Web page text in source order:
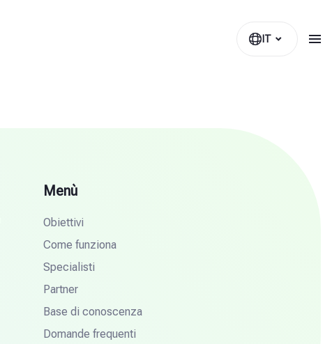
IT
Menù
Obiettivi
Come funziona
Specialisti
Partner
Base di conoscenza
Domande frequenti